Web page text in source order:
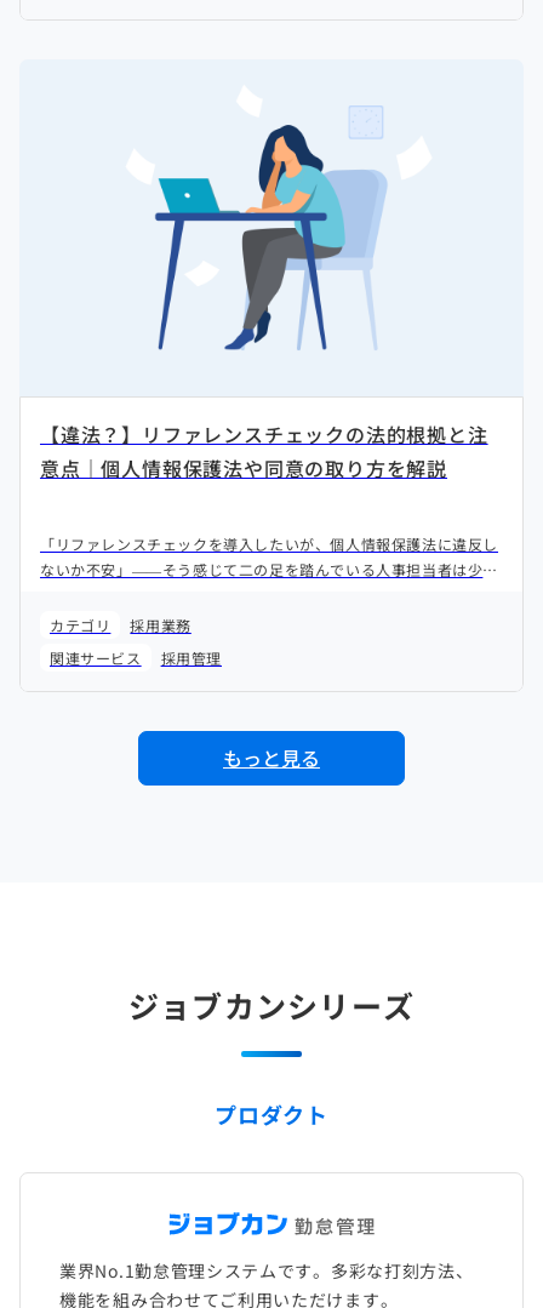
【違法？】リファレンスチェックの法的根拠と注
意点｜個人情報保護法や同意の取り方を解説
「リファレンスチェックを導入したいが、個人情報保護法に違反し
ないか不安」——そう感じて二の足を踏んでいる人事担当者は少な
理し、合法的に実施するための具体的な手順をわかりやすく解説し
カテゴリ
採用業務
関連サービス
採用管理
もっと見る
ジョブカンシリーズ
プロダクト
業界No.1勤怠管理システムです。多彩な打刻方法、
機能を組み合わせてご利用いただけます。